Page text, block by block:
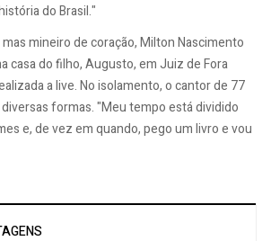
do Brasil."
mineiro de coração, Milton Nascimento
casa do filho, Augusto, em Juiz de Fora
a live. No isolamento, o cantor de 77
formas. "Meu tempo está dividido
e, de vez em quando, pego um livro e vou